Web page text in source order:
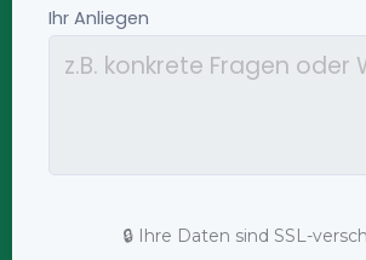
🔒 Ihre Daten sind SSL-